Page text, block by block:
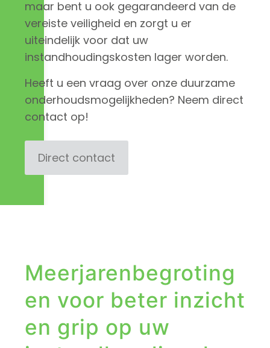
maar bent u ook gegarandeerd van de
vereiste veiligheid en zorgt u er
uiteindelijk voor dat uw
instandhoudingskosten lager worden.
Heeft u een vraag over onze duurzame
onderhoudsmogelijkheden? Neem direct
contact op!
Direct contact
Meerjarenbegroting
en voor beter inzicht
en grip op uw